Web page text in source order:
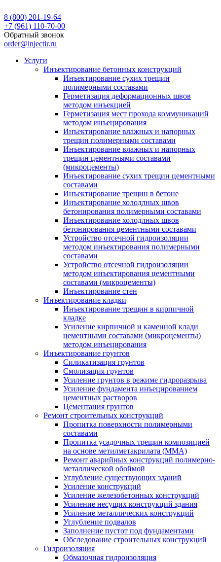
8 (800) 201-19-64
+7 (961) 110-70-00
Обратный звонок
order@injectir.ru
Услуги
Инъектирование бетонных конструкций
Инъектирование сухих трещин
полимерными составами
Герметизация деформационных швов
методом инъекцией
Герметизация мест прохода коммуникаций
методом инъецирования
Инъектирование влажных и напорных
трещин полимерными составами
Инъектирование влажных и напорных
трещин цементными составами
(микроцементы)
Инъектирование сухих трещин цементными
составами
Инъектирование трещин в бетоне
Инъектирование холодлных швов
бетонирования полимерными составами
Инъектирование холодлных швов
бетонирования цементными составами
Устройство отсечной гидроизоляции
методом инъектирования полимерными
составами
Устройство отсечной гидроизоляции
методом инъектирования цементными
составами (микроцементы)
Инъектирование стен
Инъектирование кладки
Инъектирование трещин в кирпичной
кладке
Усиление кирпичной и каменной клади
цементными составами (микроцементы)
методом инъецирования
Инъектирование грунтов
Силикатизация грунтов
Смолизация грунтов
Усиление грунтов в режиме гидроразрыва
Усиление фундамента инъецированием
цементных растворов
Цементация грунтов
Ремонт строительных конструкций
Пропитка поверхности полимерными
составами
Пропитка усадочных трещин композицией
на основе метилметакрилата (ММА)
Ремонт аварийных конструкций полимерно-
металлической обоймой
Углубление существующих зданий
Усиление конструкций
Усиление железобетонных конструкций
Усиление несущих конструкций здания
Усиление металлических конструкций
Углубление подвалов
Заполнение пустот под фундаментами
Обследование строительных конструкций
Гидроизоляция
Обмазочная гидроизоляция